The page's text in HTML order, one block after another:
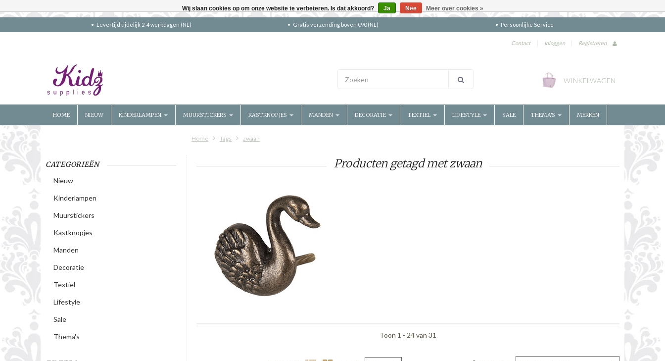
Levertijd tijdelijk 2-4 werkdagen (NL) Gratis verzending boven €90 (NL) Persoonlijke Service
Contact | Inloggen | Registreren
WINKELWAGEN
HOME NIEUW KINDERLAMPEN MUURSTICKERS KASTKNOPJES MANDEN DECORATIE TEXTIEL LIFESTYLE SALE THEMA'S MERKEN
Home Tags zwaan
CATEGORIEËN
Nieuw
Kinderlampen
Muurstickers
Kastknopjes
Manden
Decoratie
Textiel
Lifestyle
Sale
Thema's
Producten getagd met zwaan
Toon 1 - 24 van 31
Wij slaan cookies op om onze website te verbeteren. Is dat akkoord? Ja Nee Meer over cookies »